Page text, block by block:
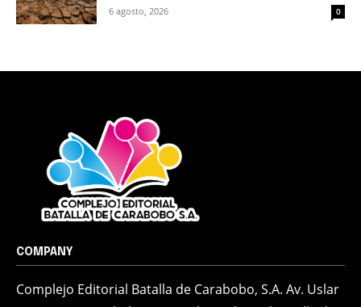
6 agosto, 2026 0
COMPANY
Complejo Editorial Batalla de Carabobo, S.A. Av. Uslar